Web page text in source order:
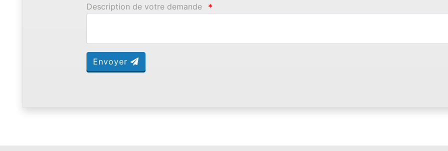
Description de votre demande *
Envoyer